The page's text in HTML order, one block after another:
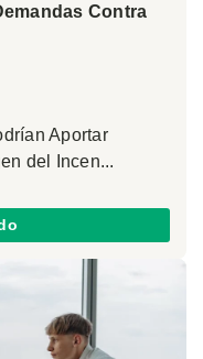
Contra
Aportar
del Incen...